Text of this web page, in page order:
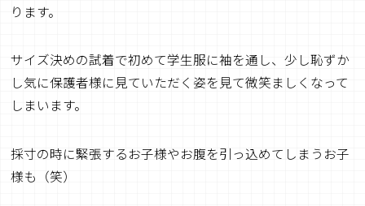
ります。
サイズ決めの試着で初めて学生服に袖を通し、少し恥ずか
し気に保護者様に見ていただく姿を見て微笑ましくなって
しまいます。
採寸の時に緊張するお子様やお腹を引っ込めてしまうお子
様も（笑）